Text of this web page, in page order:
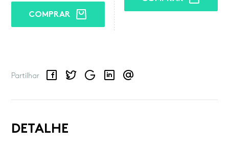
COMPRAR
Partilhar
FacebookTwitterGoogle LinkedInEmail
DETALHE